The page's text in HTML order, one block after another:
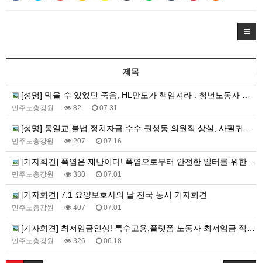
제목
[성명] 막을 수 있었던 죽음, HL만도가 책임져라 : 청년노동자 사망사고의 철저한 진상규명과 재발방지 대책 마련하라
민주노총강원 82 07.31
[성명] 통일교 불법 정치자금 수수 권성동 의원직 상실, 사필귀정이다
민주노총강원 207 07.16
[기자회견] 폭염은 재난이다! 폭염으로부터 안전한 일터를 위한 민주노총 강원지역본부 폭염감시단 선포 기자회견
민주노총강원 330 07.01
[기자회견] 7.1 요양보호사의 날 전국 동시 기자회견
민주노총강원 407 07.01
[기자회견] 최저임금인상! 특수고용,플랫폼 노동자 최저임금 적용 촉구 강원지역본부 기자회견
민주노총강원 326 06.18